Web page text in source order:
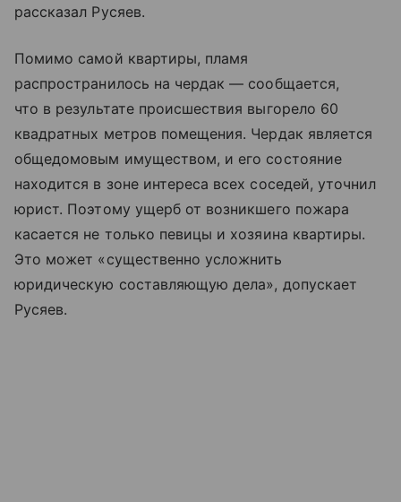
рассказал Русяев.
Помимо самой квартиры, пламя
распространилось на чердак — сообщается,
что в результате происшествия выгорело 60
квадратных метров помещения. Чердак является
общедомовым имуществом, и его состояние
находится в зоне интереса всех соседей, уточнил
юрист. Поэтому ущерб от возникшего пожара
касается не только певицы и хозяина квартиры.
Это может «существенно усложнить
юридическую составляющую дела», допускает
Русяев.